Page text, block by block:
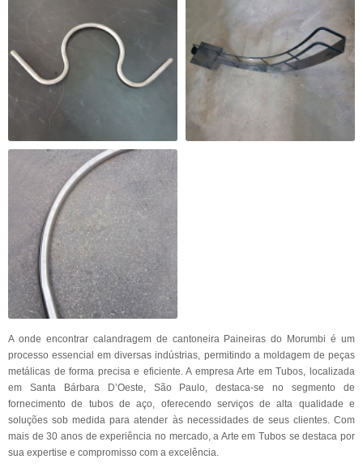
A onde encontrar calandragem de cantoneira Paineiras do Morumbi é um
processo essencial em diversas indústrias, permitindo a moldagem de peças
metálicas de forma precisa e eficiente. A empresa Arte em Tubos, localizada
em Santa Bárbara D’Oeste, São Paulo, destaca-se no segmento de
fornecimento de tubos de aço, oferecendo serviços de alta qualidade e
soluções sob medida para atender às necessidades de seus clientes. Com
mais de 30 anos de experiência no mercado, a Arte em Tubos se destaca por
sua expertise e compromisso com a excelência.